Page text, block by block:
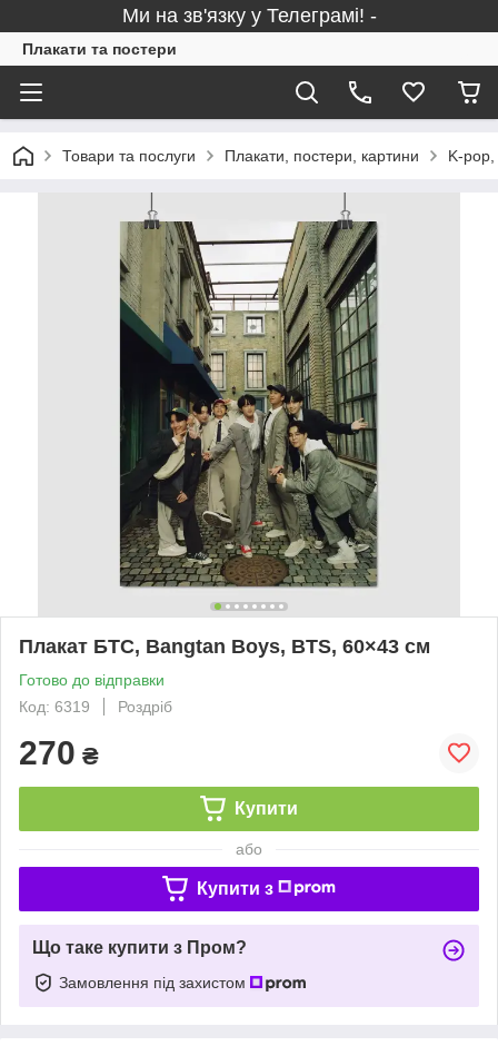
Ми на зв'язку у Телеграмі! -
Плакати та постери
Товари та послуги Плакати, постери, картини K-
Плакат БТС, Bangtan Boys, BTS, 60×43 см
Готово до відправки
Код: 6319
Роздріб
270 ₴
Купити
або
Купити з
Що таке купити з Пром?
Замовлення під захистом